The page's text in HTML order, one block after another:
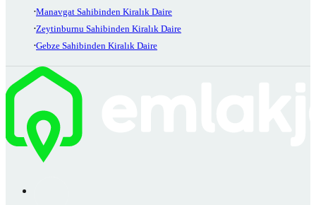
Manavgat Sahibinden Kiralık Daire
Zeytinburnu Sahibinden Kiralık Daire
Gebze Sahibinden Kiralık Daire